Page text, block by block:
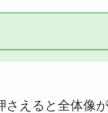
えると全体像